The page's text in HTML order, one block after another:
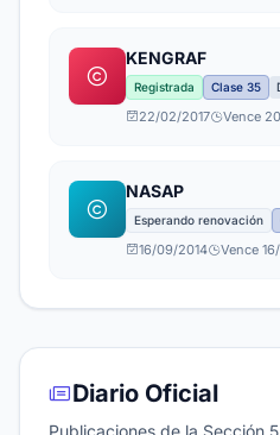
KENGRAF
Registrada Clase 35
22/02/2017 Vence
NASAP
Esperando renovación
16/09/2014 Vence
Diario Oficial
Publicaciones de la Sección